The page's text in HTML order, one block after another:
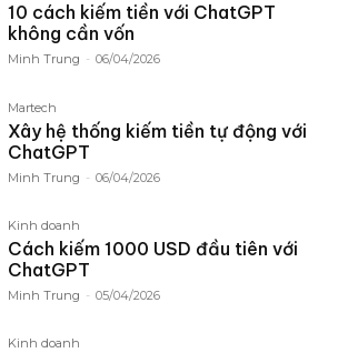
10 cách kiếm tiền với ChatGPT
không cần vốn
Minh Trung - 06/04/2026
Martech
Xây hệ thống kiếm tiền tự động với
ChatGPT
Minh Trung - 06/04/2026
Kinh doanh
Cách kiếm 1000 USD đầu tiên với
ChatGPT
Minh Trung - 05/04/2026
Kinh doanh